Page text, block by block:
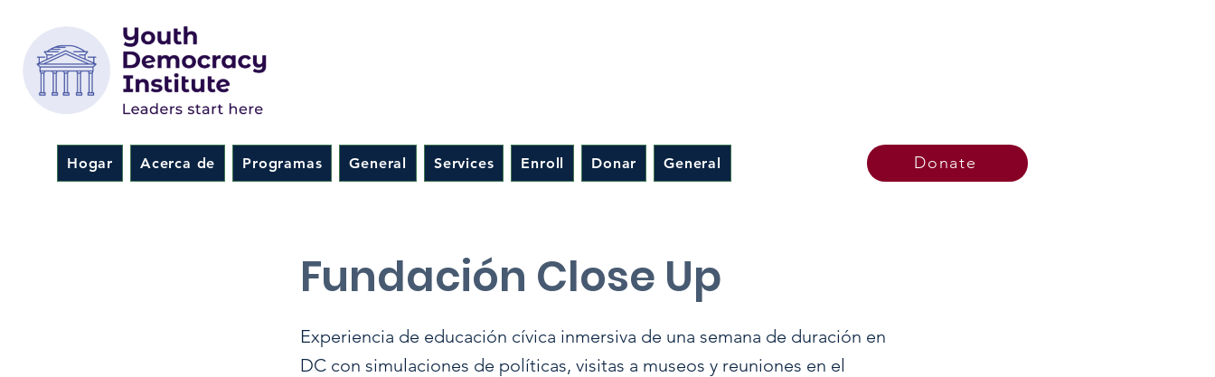
Hogar Acerca de Programas General Services Enroll Donar General Donate
Fundación Close Up
Experiencia de educación cívica inmersiva de una semana de duración en
DC con simulaciones de políticas, visitas a museos y reuniones en el